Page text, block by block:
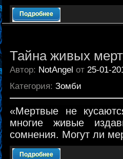
Подробнее
Тайна живых
Автор: NotAngel от 25-01-
Категория: Зомби
«Мертвые не
многие живые
сомнения. Могут ли
Подробнее